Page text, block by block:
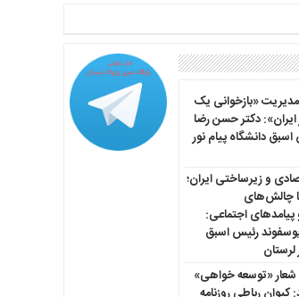
«بازخوانی یک
ایران»: دکتر حسن رضا
دانشگاه پیام نور
و زیرساختی ایران؛
چالش‌های
اجتماعی:
رئیس اسبق
لرستان
شعار «توسعه خواهی»